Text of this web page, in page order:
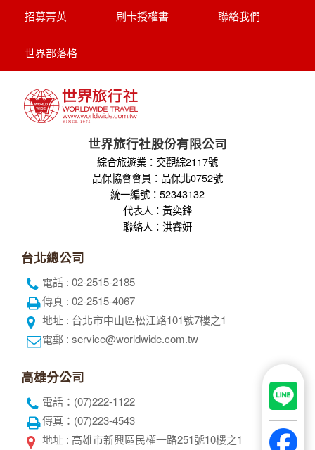
招募菁英 刷卡授權書 聯絡我們
世界部落格
世界旅行社股份有限公司
綜合旅遊業：交觀綜2117號
品保協會會員：品保北0752號
統一編號：52343132
代表人：黃奕鋒
聯絡人：洪睿妍
台北總公司
電話 : 02-2515-2185
傳真 : 02-2515-4067
地址 : 台北市中山區松江路101號7樓之1
電郵 : service@worldwide.com.tw
高雄分公司
電話：(07)222-1122
傳真：(07)223-4543
地址 : 高雄市新興區民權一路251號10樓之1